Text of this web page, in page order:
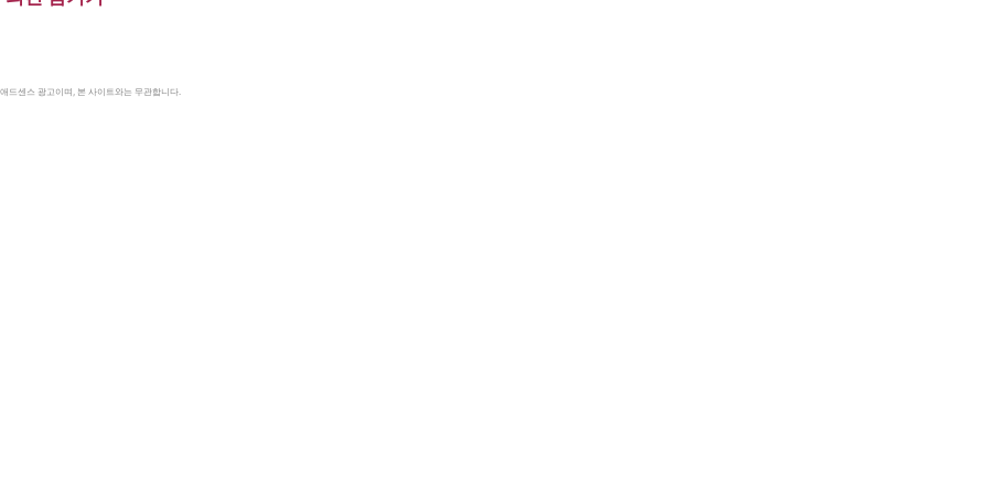
드센스 광고이며, 본 사이트와는 무관합니다.